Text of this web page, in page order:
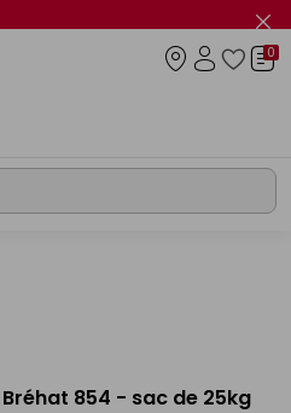
le
info
0
Bréhat 854 - sac de 25kg